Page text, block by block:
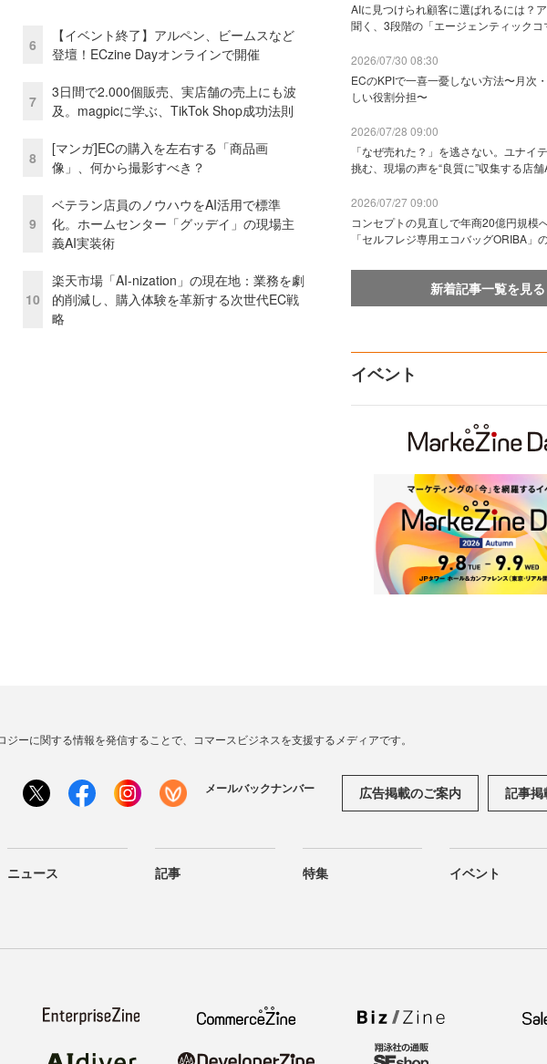
6
【イベント終了】アルペン、ビームスなど
登壇！ECzine Dayオンラインで開催
7
3日間で2.000個販売、実店舗の売上にも波
及。magpicに学ぶ、TikTok Shop成功法則
8
[マンガ]ECの購入を左右する「商品画
像」、何から撮影すべき？
9
ベテラン店員のノウハウをAI活用で標準
化。ホームセンター「グッデイ」の現場主
義AI実装術
10
楽天市場「AI-nization」の現在地：業務を劇
的削減し、購入体験を革新する次世代EC戦
略
AIに見つけられ顧客に選ばれるには？
聞く、3段階の「エージェンティック
2026/07/30 08:30
ECのKPIで一喜一憂しない方法〜月次
しい役割分担〜
2026/07/28 09:00
「なぜ売れた？」を逃さない。ユナイ
挑む、現場の声を“良質に”収集する店
2026/07/27 09:00
コンセプトの見直しで年商20億円規
「セルフレジ専用エコバッグORIBA」
新着記事一覧を見る
イベント
ーに関する情報を発信することで、コマースビジネスを支援するメディアです。
メールバックナンバー 広告掲載のご案内 記事
ニュース 記事 特集 イベント